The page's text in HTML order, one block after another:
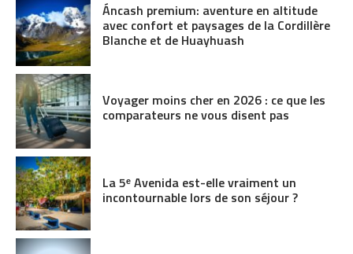
Áncash premium: aventure en altitude
avec confort et paysages de la Cordillère
Blanche et de Huayhuash
Voyager moins cher en 2026 : ce que les
comparateurs ne vous disent pas
La 5ᵉ Avenida est-elle vraiment un
incontournable lors de son séjour ?